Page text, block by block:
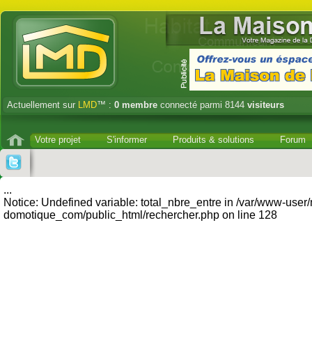
Actuellement sur LMD™ : 0 membre connecté parmi 8144 visiteurs
Votre projet S'informer Produits & solutions Forum
...
Notice: Undefined variable: total_nbre_entre in /var/www-
domotique_com/public_html/rechercher.php on line 128